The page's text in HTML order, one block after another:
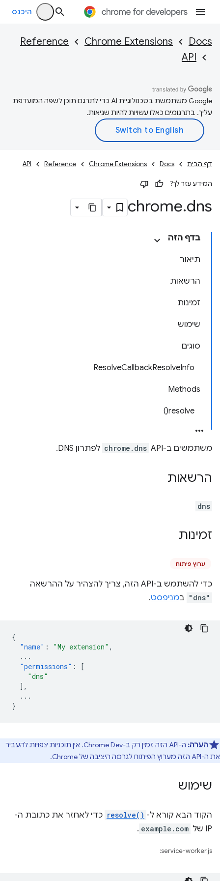
היכנס
Docs
Chrome Extensions
Reference
API
‫Google משתמשת בטכנולוגיית AI כדי לתרגם תוכן לשפה המועדפת
עליך. בתרגומים כאלו עשויות להיות שגיאות.
דף הבית Docs
Chrome Extensions
Reference
API
המידע עזר לך?
chrome.dns
בדף הזה
תיאור
הרשאות
זמינות
שימוש
סוגים
ResolveCallbackResolveInfo
Methods
resolve()
משתמשים ב-API‏ chrome.dns לפתרון DNS.
הרשאות
dns
זמינות
ערוץ פיתוח
כדי להשתמש ב-API הזה, צריך להצהיר על ההרשאה
"dns" במניפסט.
{
"name" : "My extension" ,
...
"permissions" :
[
"dns"
],
...
}
הערה: ה-API הזה זמין רק ב- Chrome Dev. אין תוכניות צפויות להעביר
את ה-API הזה מערוץ הפיתוח לגרסה היציבה של Chrome.
שימוש
הקוד הבא קורא ל- resolve() כדי לאחזר את כתובת ה-
IP של
example.com
.
service-worker.js: